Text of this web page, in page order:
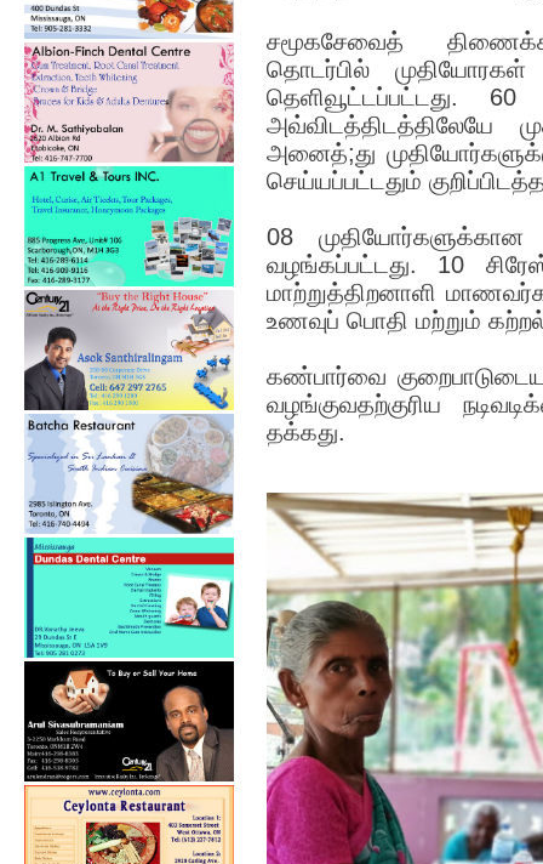
சமூகசேவைத்
தொடர்பில் முதியோரகள்
தெளிவூட்டப்பட்டது.
அவ்விடத்திடத்திலேயே
அனைத்;து
செய்யப்பட்டதும்
08
வழங்கப்பட்டது. 10
மாற்றுத்திறனாளி
உணவுப் பொதி மற்றும்
கண்பார்வை
வழங்குவதற்குரிய
தக்கது.